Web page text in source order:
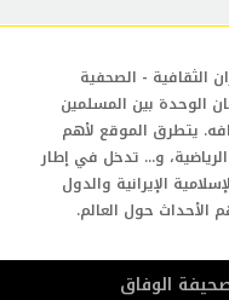
الثقافية - الصحفية
الوحدة بين المسلمين
يتطرق الموقع لأهم
و... تدخل في إطار
الإيرانية والدول
الأحداث حول العالم.
الوفاق